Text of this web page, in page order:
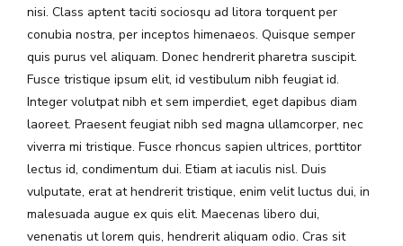
nisi. Class aptent taciti sociosqu ad litora torquent per
conubia nostra, per inceptos himenaeos. Quisque semper
quis purus vel aliquam. Donec hendrerit pharetra suscipit.
Fusce tristique ipsum elit, id vestibulum nibh feugiat id.
Integer volutpat nibh et sem imperdiet, eget dapibus diam
laoreet. Praesent feugiat nibh sed magna ullamcorper, nec
viverra mi tristique. Fusce rhoncus sapien ultrices, porttitor
lectus id, condimentum dui. Etiam at iaculis nisl. Duis
vulputate, erat at hendrerit tristique, enim velit luctus dui, in
malesuada augue ex quis elit. Maecenas libero dui,
venenatis ut lorem quis, hendrerit aliquam odio. Cras sit